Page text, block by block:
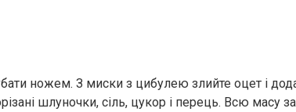
ножем. З миски з цибулею злийте оцет і
шлуночки, сіль, цукор і перець. Всю масу